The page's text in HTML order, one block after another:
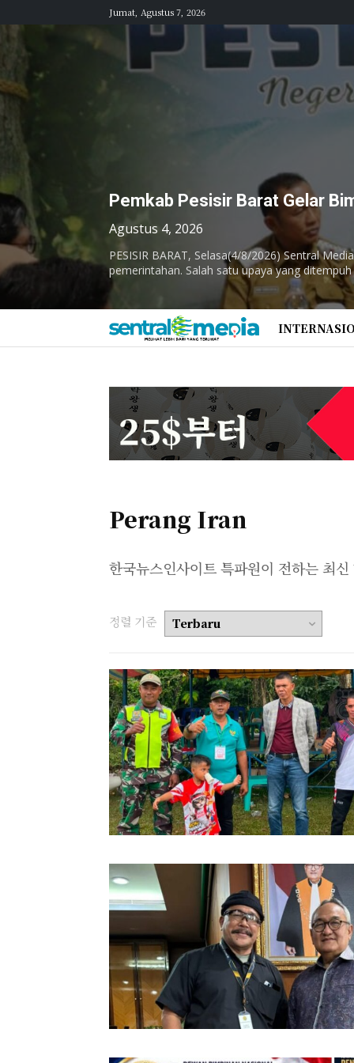
Jumat, Agustus 7, 2026
Pemkab Pesisir Barat Gelar
Agustus 4, 2026
PESISIR BARAT, Selasa(4/8/2026) Sentral
pemerintahan. Salah satu upaya yang
Perang Iran
한국뉴스인사이트 특파원이 전하는 최
정렬 기준